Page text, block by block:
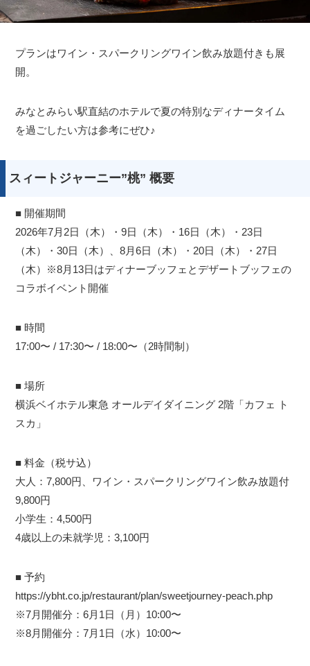
プランはワイン・スパークリングワイン飲み放題付きも展
開。
みなとみらい駅直結のホテルで夏の特別なディナータイム
を過ごしたい方は参考にぜひ♪
スィートジャーニー”桃” 概要
■ 開催期間
2026年7月2日（木）・9日（木）・16日（木）・23日
（木）・30日（木）、8月6日（木）・20日（木）・27日
（木）※8月13日はディナーブッフェとデザートブッフェの
コラボイベント開催
■ 時間
17:00〜 / 17:30〜 / 18:00〜（2時間制）
■ 場所
横浜ベイホテル東急 オールデイダイニング 2階「カフェ ト
スカ」
■ 料金（税サ込）
大人：7,800円、ワイン・スパークリングワイン飲み放題付
9,800円
小学生：4,500円
4歳以上の未就学児：3,100円
■ 予約
https://ybht.co.jp/restaurant/plan/sweetjourney-peach.php
※7月開催分：6月1日（月）10:00〜
※8月開催分：7月1日（水）10:00〜